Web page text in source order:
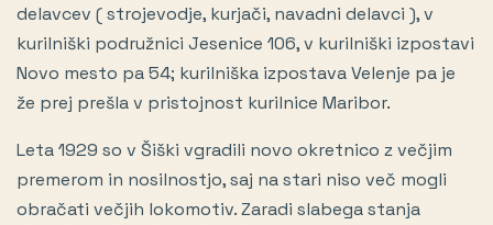
delavcev ( strojevodje, kurjači, navadni delavci ), v
kurilniški podružnici Jesenice 106, v kurilniški izpostavi
Novo mesto pa 54; kurilniška izpostava Velenje pa je
že prej prešla v pristojnost kurilnice Maribor.
Leta 1929 so v Šiški vgradili novo okretnico z večjim
premerom in nosilnostjo, saj na stari niso več mogli
obračati večjih lokomotiv. Zaradi slabega stanja